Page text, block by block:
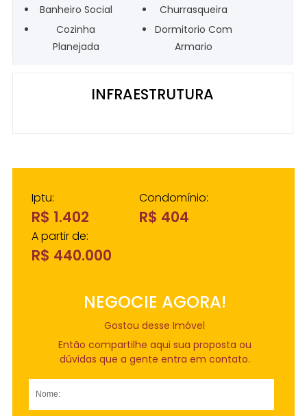
Banheiro Social
Churrasqueira
Cozinha
Planejada
Dormitorio Com
Armario
INFRAESTRUTURA
Iptu:
R$ 1.402
Condomínio:
R$ 404
A partir de:
R$ 440.000
NEGOCIE AGORA!
Gostou desse Imóvel
Então compartilhe aqui sua proposta ou
dúvidas que a gente entra em contato.